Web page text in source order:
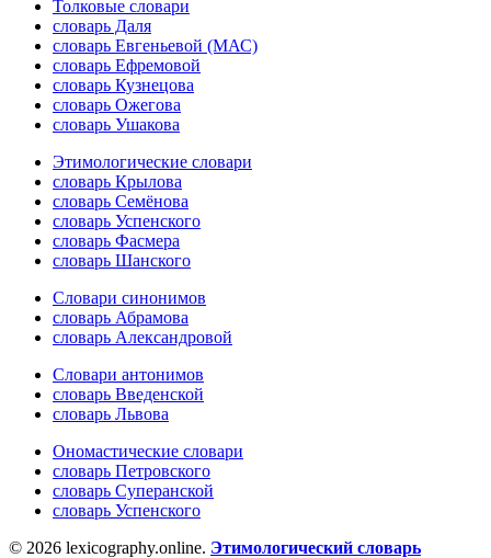
Толковые словари
словарь Даля
словарь Евгеньевой (МАС)
словарь Ефремовой
словарь Кузнецова
словарь Ожегова
словарь Ушакова
Этимологические словари
словарь Крылова
словарь Семёнова
словарь Успенского
словарь Фасмера
словарь Шанского
Словари синонимов
словарь Абрамова
словарь Александровой
Словари антонимов
словарь Введенской
словарь Львова
Ономастические словари
словарь Петровского
словарь Суперанской
словарь Успенского
© 2026 lexicography.online. Этимологический словарь